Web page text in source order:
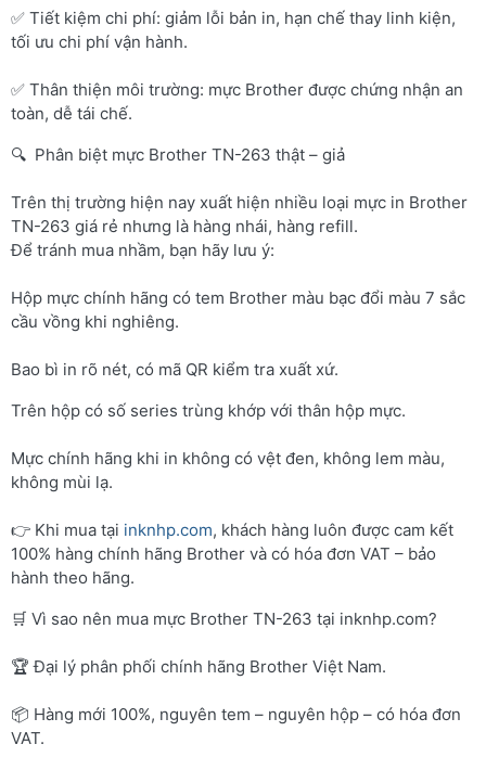
✅ Tiết kiệm chi phí: giảm lỗi bản in, hạn chế thay linh kiện,
tối ưu chi phí vận hành.
✅ Thân thiện môi trường: mực Brother được chứng nhận an
toàn, dễ tái chế.
🔍 Phân biệt mực Brother TN-263 thật – giả
Trên thị trường hiện nay xuất hiện nhiều loại mực in Brother
TN-263 giá rẻ nhưng là hàng nhái, hàng refill.
Để tránh mua nhầm, bạn hãy lưu ý:
Hộp mực chính hãng có tem Brother màu bạc đổi màu 7 sắc
cầu vồng khi nghiêng.
Bao bì in rõ nét, có mã QR kiểm tra xuất xứ.
Trên hộp có số series trùng khớp với thân hộp mực.
Mực chính hãng khi in không có vệt đen, không lem màu,
không mùi lạ.
👉 Khi mua tại inknhp.com, khách hàng luôn được cam kết
100% hàng chính hãng Brother và có hóa đơn VAT – bảo
hành theo hãng.
🛒 Vì sao nên mua mực Brother TN-263 tại inknhp.com?
🏆 Đại lý phân phối chính hãng Brother Việt Nam.
📦 Hàng mới 100%, nguyên tem – nguyên hộp – có hóa đơn
VAT.